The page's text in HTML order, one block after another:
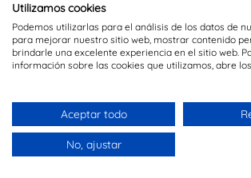
“Primero hay que ver despertar el
para la paz, y a partir de ahí, hay que
los conocimientos, para poder después
adquiridos, y compartirlos con los
ideas y proyectos con los que
Son palabras deNora Rodríguez,
Utilizamos cookies
Podemos utilizarlas para el análisis de los datos de
para mejorar nuestro sitio web, mostrar contenido
brindarle una excelente experiencia en el sitio web.
información sobre las cookies que utilizamos, abre
Aceptar todo
No, ajustar